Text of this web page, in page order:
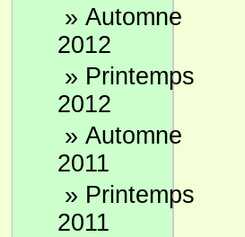
» Automne
2012
» Printemps
2012
» Automne
2011
» Printemps
2011